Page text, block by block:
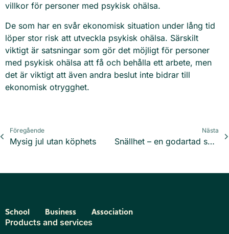
villkor för personer med psykisk ohälsa.
De som har en svår ekonomisk situation under lång tid
löper stor risk att utveckla psykisk ohälsa. Särskilt
viktigt är satsningar som gör det möjligt för personer
med psykisk ohälsa att få och behålla ett arbete, men
det är viktigt att även andra beslut inte bidrar till
ekonomisk otrygghet.
Föregående
Mysig jul utan köphets
Nästa
Snällhet – en godartad smitta!
School Business Association
Products and services